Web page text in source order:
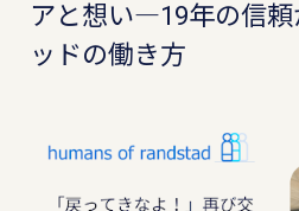
アと想い―19年の信頼
ッドの働き方